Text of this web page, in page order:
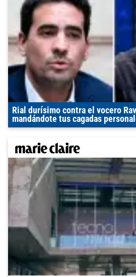
Rial durísimo contra el vocero
mandándote tus cagadas